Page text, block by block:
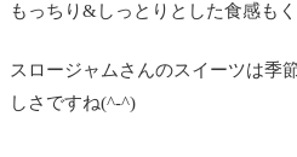
もっちり&しっとりとした食感もく
スロージャムさんのスイーツは季
しさですね(^-^)